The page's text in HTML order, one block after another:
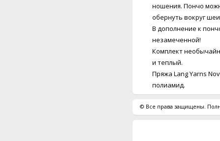
ношения. Пончо
обернуть вокруг
В дополнение к
незамеченной!
Комплект
и теплый.
Пряжа Lang Yarns
полиамид.
© Все права защищены.